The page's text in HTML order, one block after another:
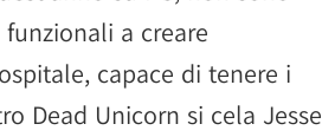
a creare
capace di tenere i
Dead Unicorn si cela Jesse